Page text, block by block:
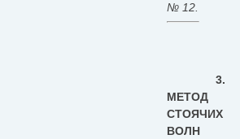
№ 12.
3.
МЕТОД
СТОЯЧИХ
ВОЛН